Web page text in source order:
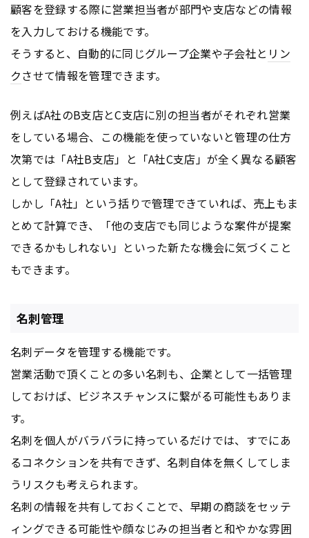
顧客を登録する際に営業担当者が部門や支店などの情報
を入力しておける機能です。
そうすると、自動的に同じグループ企業や子会社と リン
クさせて情報を管理できます。
例えばA社のB支店とC支店に別の担当者がそれぞれ営業
をしている場合、この機能を使っていないと管理の仕方
次第では「A社B支店」と「A社C支店」が全く異なる顧客
として登録されています。
しかし「A社」という括りで管理できていれば、売上もま
とめて計算でき、「他の支店でも同じような案件が提案
できるかもしれない」といった新たな機会に気づくこと
もできます。
名刺管理
名刺データを管理する機能です。
営業活動で頂くことの多い名刺も、企業として一括管理
しておけば、ビジネスチャンスに繋がる可能性もありま
す。
名刺を個人がバラバラに持っているだけでは、すでにあ
るコネクションを共有できず、名刺自体を無くしてしま
うリスクも考えられます。
名刺の情報を共有しておくことで、早期の商談をセッテ
ィングできる可能性や顔なじみの担当者と和やかな雰囲